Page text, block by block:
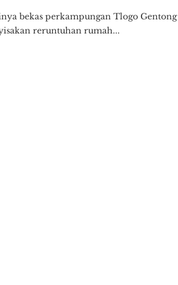
bekas perkampungan Tlogo Gentong
reruntuhan rumah...